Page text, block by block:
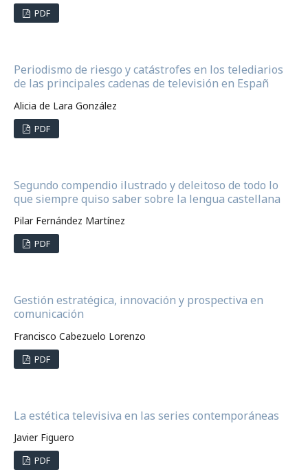
PDF
Periodismo de riesgo y catástrofes en los telediarios
de las principales cadenas de televisión en Españ
Alicia de Lara González
PDF
Segundo compendio ilustrado y deleitoso de todo lo
que siempre quiso saber sobre la lengua castellana
Pilar Fernández Martínez
PDF
Gestión estratégica, innovación y prospectiva en
comunicación
Francisco Cabezuelo Lorenzo
PDF
La estética televisiva en las series contemporáneas
Javier Figuero
PDF